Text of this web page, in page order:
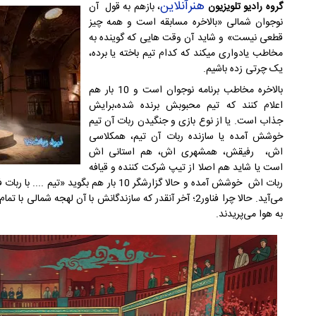
گروه رادیو تلویزیون هنرآنلاین، بازهم به قول آن
نوجوان شمالی «بالاخره مسابقه است و همه چیز
قطعی نیست» و شاید آن وقت هایی که گوینده به
مخاطب یادواری میکند که کدام تیم باخته یا برده،
یک چرتی زده باشیم.
بالاخره مخاطب برنامه نوجوان است و 10 بار هم
اعلام کنند که تیم محبوبش برنده شده،برایش
جذاب است. یا از نوع بازی و جنگیدن ربات آن تیم
خوشش آمده یا سازنده ربات آن تیم، همکلاسی
اش، رفیقش، همشهری اش، هم استانی اش
است یا شاید هم اصلا از تیپ شرکت کننده و قیافه
می‌آید. حالا چرا فناور2؛ آخر آنقدر که سازندگانش با آن
به هوا می‌پریدند.